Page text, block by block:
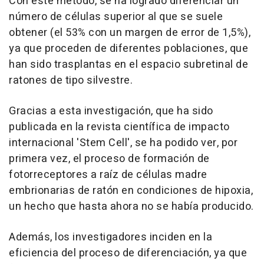
número de células superior al que se suele
obtener (el 53% con un margen de error de 1,5%),
ya que proceden de diferentes poblaciones, que
han sido trasplantas en el espacio subretinal de
ratones de tipo silvestre.
Gracias a esta investigación, que ha sido
publicada en la revista científica de impacto
internacional 'Stem Cell', se ha podido ver, por
primera vez, el proceso de formación de
fotorreceptores a raíz de células madre
embrionarias de ratón en condiciones de hipoxia,
un hecho que hasta ahora no se había producido.
Además, los investigadores inciden en la
eficiencia del proceso de diferenciación, ya que